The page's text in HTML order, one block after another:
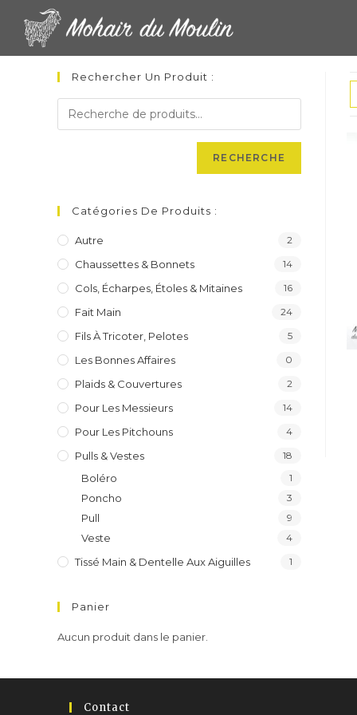
content
Rechercher Un Produit :
RECHERCHE
Catégories De Produits :
Autre 2
Chaussettes & Bonnets 14
Cols, Écharpes, Étoles & Mitaines 16
Fait Main 24
Fils À Tricoter, Pelotes 5
Les Bonnes Affaires 0
Plaids & Couvertures 2
Pour Les Messieurs 14
Pour Les Pitchouns 4
Pulls & Vestes 18
Boléro 1
Poncho 3
Pull 9
Veste 4
Tissé Main & Dentelle Aux Aiguilles 1
Panier
Aucun produit dans le panier.
Contact